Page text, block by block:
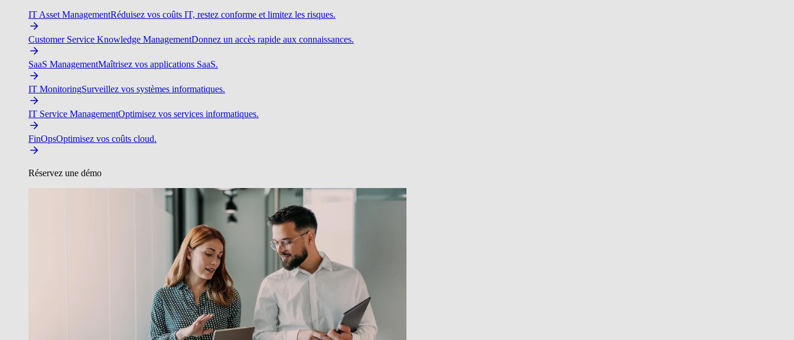
IT Asset ManagementRéduisez vos coûts IT, restez conforme et limitez les risques.
Customer Service Knowledge ManagementDonnez un accès rapide aux connaissances.
SaaS ManagementMaîtrisez vos applications SaaS.
IT MonitoringSurveillez vos systèmes informatiques.
IT Service ManagementOptimisez vos services informatiques.
FinOpsOptimisez vos coûts cloud.
Réservez une démo